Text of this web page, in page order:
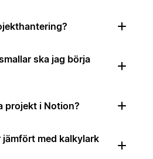
ska jag börja
projekt i Notion?
med kalkylark